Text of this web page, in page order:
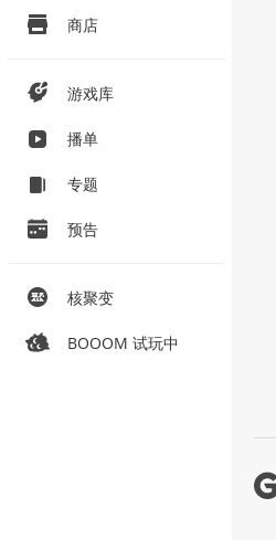
商店
游戏库
播单
专题
预告
核聚变
BOOOM 试玩中